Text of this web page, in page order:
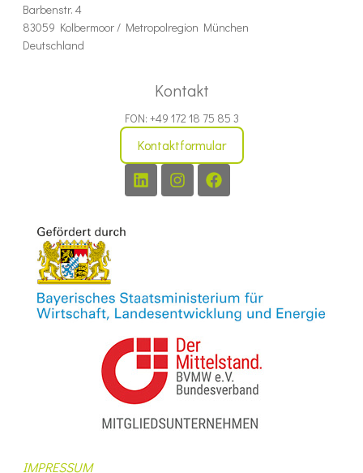
Barbenstr. 4
83059 Kolbermoor / Metropolregion München
Deutschland
Kontakt
FON: +49 172 18 75 85 3
Kontaktformular
IMPRESSUM